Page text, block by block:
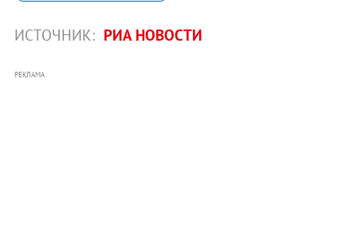
ИСТОЧНИК: РИА НОВОСТИ
РЕКЛАМА